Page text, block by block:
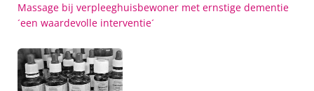
Massage bij verpleeghuisbewoner met ernstige dementie
´een waardevolle interventie´